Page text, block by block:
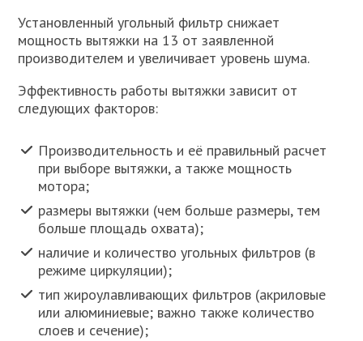
Установленный угольный фильтр снижает
мощность вытяжки на 13 от заявленной
производителем и увеличивает уровень шума.
Эффективность работы вытяжки зависит от
следующих факторов:
Производительность и её правильный расчет
при выборе вытяжки, а также мощность
мотора;
размеры вытяжки (чем больше размеры, тем
больше площадь охвата);
наличие и количество угольных фильтров (в
режиме циркуляции);
тип жироулавливающих фильтров (акриловые
или алюминиевые; важно также количество
слоев и сечение);